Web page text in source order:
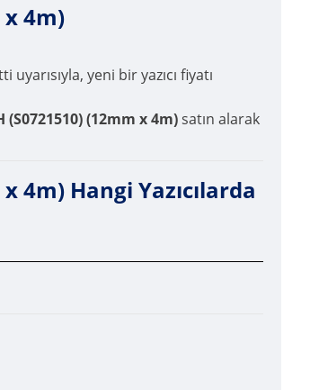
x 4m)
uyarısıyla, yeni bir yazıcı fiyatı
(S0721510) (12mm x 4m)satın alarak
4m) Hangi Yazıcılarda